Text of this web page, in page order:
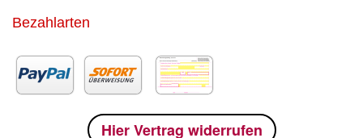
Bezahlarten
Hier Vertrag widerrufen